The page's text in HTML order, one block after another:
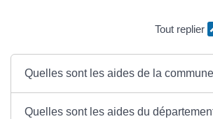
Tout replier
Quelles sont les aides de la
Quelles sont les aides du